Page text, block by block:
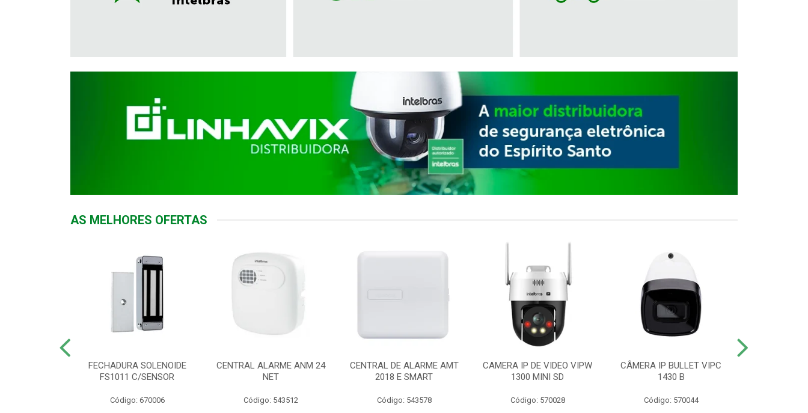
AS MELHORES OFERTAS
FECHADURA SOLENOIDE
FS1011 C/SENSOR
Código: 670006
CENTRAL ALARME ANM 24
NET
Código: 543512
CENTRAL DE ALARME AMT
2018 E SMART
Código: 543578
CAMERA IP DE VIDEO VIPW
1300 MINI SD
Código: 570028
CÂMERA IP BULLET VIPC
1430 B
Código: 570044